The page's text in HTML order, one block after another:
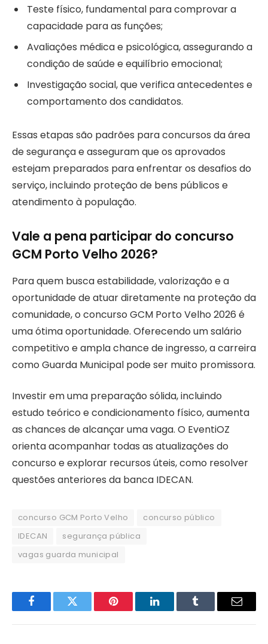
Teste físico, fundamental para comprovar a
capacidade para as funções;
Avaliações médica e psicológica, assegurando a
condição de saúde e equilíbrio emocional;
Investigação social, que verifica antecedentes e
comportamento dos candidatos.
Essas etapas são padrões para concursos da área
de segurança e asseguram que os aprovados
estejam preparados para enfrentar os desafios do
serviço, incluindo proteção de bens públicos e
atendimento à população.
Vale a pena participar do concurso
GCM Porto Velho 2026?
Para quem busca estabilidade, valorização e a
oportunidade de atuar diretamente na proteção da
comunidade, o concurso GCM Porto Velho 2026 é
uma ótima oportunidade. Oferecendo um salário
competitivo e ampla chance de ingresso, a carreira
como Guarda Municipal pode ser muito promissora.
Investir em uma preparação sólida, incluindo
estudo teórico e condicionamento físico, aumenta
as chances de alcançar uma vaga. O EventiOZ
orienta acompanhar todas as atualizações do
concurso e explorar recursos úteis, como resolver
questões anteriores da banca IDECAN.
concurso GCM Porto Velho
concurso público
IDECAN
segurança pública
vagas guarda municipal
FacebookTwitter Pinterest LinkedInTumblr Email